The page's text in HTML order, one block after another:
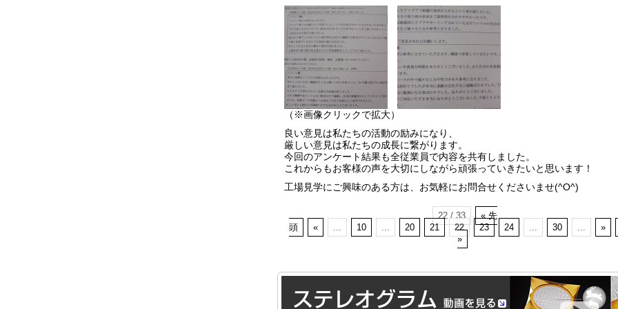
（※画像クリックで拡大）
良い意見は私たちの活動の励みになり、
厳しい意見は私たちの成長に繋がります。
今回のアンケート結果も全従業員で内容を共有しました。
これからもお客様の声を大切にしながら頑張っていきたいと思います！
工場見学にご興味のある方は、お気軽にお問合せくださいませ(^O^)
22 / 33
« 先
頭
« ... 10 ... 20 21 22 23 24 ... 30 ...
»
»